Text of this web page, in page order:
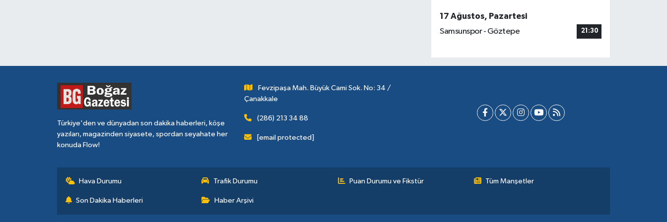
17 Ağustos, Pazartesi
Samsunspor - Göztepe
21:30
Türkiye'den ve dünyadan son dakika haberleri, köşe
yazıları, magazinden siyasete, spordan seyahate her
konuda Flow!
Fevzipaşa Mah. Büyük Cami Sok. No: 34 /
Çanakkale
(286) 213 34 88
[email protected]
Hava Durumu Trafik Durumu Puan Durumu ve Fikstür Tüm Manşetler
Son Dakika Haberleri Haber Arşivi